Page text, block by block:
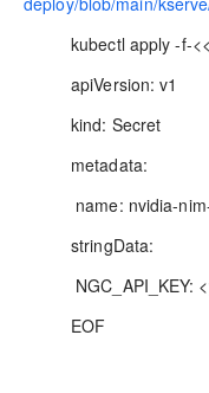
kubectl apply -f-
apiVersion: v1
kind: Secret
metadata:
name: nvidia-
stringData:
NGC_API_KEY:
EOF